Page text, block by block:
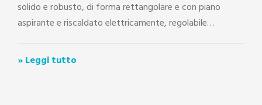
solido e robusto, di forma rettangolare e con piano
aspirante e riscaldato elettricamente, regolabile…
» Leggi tutto